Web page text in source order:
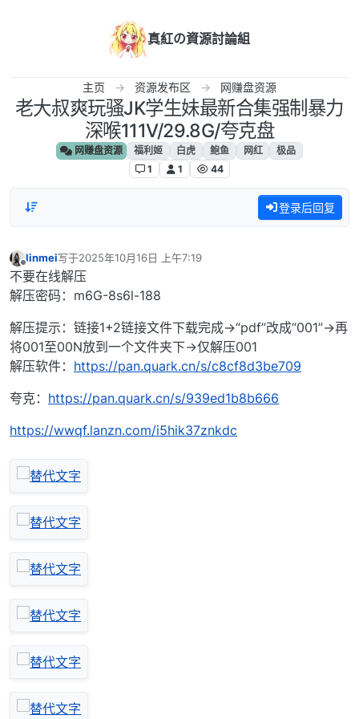
真紅の資源討論組
主页 资源发布区 网赚盘资源
老大叔爽玩骚JK学生妹最新合集强制暴力
深喉111V/29.8G/夸克盘
网赚盘资源 福利姬 白虎 鲍鱼 网红
极品
1
1 44
登录后回复
离线
linmei写于2025年10月16日 上午7:19
最后由 编辑
不要在线解压
解压密码：m6G-8s6l-188
解压提示：链接1+2链接文件下载完成→“pdf”改成“001”→再
将001至00N放到一个文件夹下→仅解压001
解压软件： https://pan.quark.cn/s/c8cf8d3be709
夸克： https://pan.quark.cn/s/939ed1b8b666
https://wwqf.lanzn.com/i5hik37znkdc